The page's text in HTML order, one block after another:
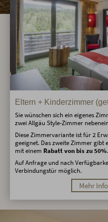
Eltern + Kinderzimmer
Sie wünschen sich ein eigenes
zwei Allgäu Style-Zimmer
Diese Zimmervariante ist für 2
geeignet. Das zweite Zimmer
mit einem Rabatt von bis zu 50%.
Auf Anfrage und nach
Verbindungstür möglich.
Mehr